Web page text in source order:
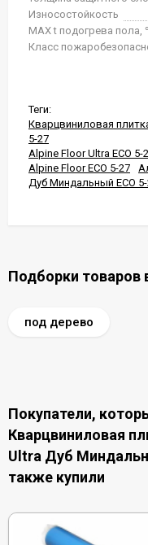
Износостойкость
MAX t подогрева
Класс
Теги:
Кварцвиниловая
5-27
Alpine Floor Ultra ЕСО 5-
Alpine Floor ЕСО 5-27
Дуб Миндальный ЕСО
Подборки товаров
под дерево
Покупатели,
Кварцвиниловая
Ultra Дуб
также купили